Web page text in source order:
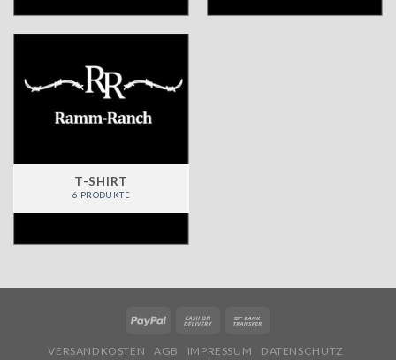
T-SHIRT
6 PRODUKTE
VERSANDKOSTEN AGB IMPRESSUM
DATENSCHUTZ